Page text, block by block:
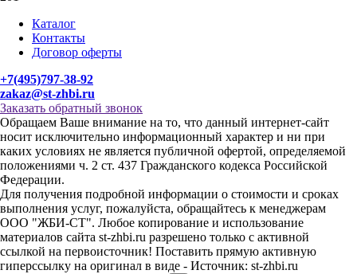
Каталог
Контакты
Договор оферты
+7(495)797-38-92
zakaz@st-zhbi.ru
Заказать обратный звонок
Обращаем Ваше внимание на то, что данный интернет-сайт
носит исключительно информационный характер и ни при
каких условиях не является публичной офертой, определяемой
положениями ч. 2 ст. 437 Гражданского кодекса Российской
Федерации.
Для получения подробной информации о стоимости и сроках
выполнения услуг, пожалуйста, обращайтесь к менеджерам
ООО "ЖБИ-СТ". Любое копирование и использование
материалов сайта st-zhbi.ru разрешено только с активной
ссылкой на первоисточник! Поставить прямую активную
гиперссылку на оригинал в виде - Источник: st-zhbi.ru